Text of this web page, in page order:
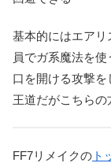
基本的にはエア
員でガ系魔法を使
口を開ける攻撃
王道だがこちらの
FF7リメイクの ト